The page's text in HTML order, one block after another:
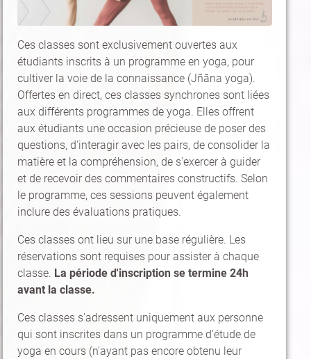
Ces classes sont exclusivement ouvertes aux
étudiants inscrits à un programme en yoga, pour
cultiver la voie de la connaissance (Jñāna yoga).
Offertes en direct, ces classes synchrones sont liées
aux différents programmes de yoga. Elles offrent
aux étudiants une occasion précieuse de poser des
questions, d'interagir avec les pairs, de consolider la
matière et la compréhension, de s'exercer à guider
et de recevoir des commentaires constructifs. Selon
le programme, ces sessions peuvent également
inclure des évaluations pratiques.
Ces classes ont lieu sur une base régulière. Les
réservations sont requises pour assister à chaque
classe. La période d'inscription se termine 24h
avant la classe.
Ces classes s'adressent uniquement aux personne
qui sont inscrites dans un programme d'étude de
yoga en cours (n'ayant pas encore obtenu leur